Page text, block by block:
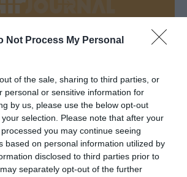
Not Process My Personal
of the sale, sharing to third parties, or
personal or sensitive information for
by us, please use the below opt-out
selection. Please note that after your
you may continue seeing
based on personal information utilized by
disclosed to third parties prior to
separately opt-out of the further
COMMENTAIRES
l'article :
et mer Rouge : l’Égypte mise sur
malgré le contexte géopolitique
l'article :